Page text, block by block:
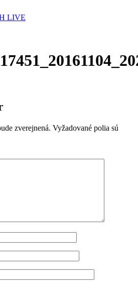
zverejnená. Vyžadované polia sú